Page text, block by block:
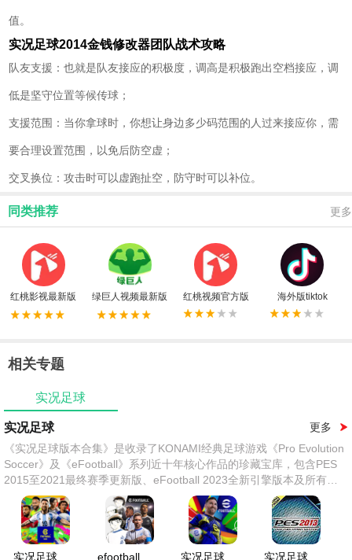
值。
实况足球2014金钱修改器团队战术攻略
队友支援：也就是队友接应的积极度，调高是积极跑出空档接应，调
低是坚守位置等候传球；
支援范围：当你拿球时，你想让身边多少码范围的人过来接应你，需
要合理设置范围，以免后防空虚；
交叉换位：攻击时可以虚跑扯空，防守时可以补位。
同类推荐 更多
红桃影视最新版 绿巨人视频最新版 红桃视频官方版 海外版tiktok
相关专题
实况足球
实况足球
更多
《实况足球版本合集》是收录了KONAMI经典足球游戏《Pro Evolution
Soccer》及《eFootball》系列近十年核心作品的珍藏宝库，包含PES
2015至2021最终赛季更新版、eFootball 2023全新引擎版本及所有官
方DLC球员数据库。本合集完美继承「大师联赛」「一球成名」等标志
性模式，新增跨版本球员导入功能、4K高清材质包及动态天气系统，收
录超500支实名俱乐部与30000+真实球员数据。
实况足球 efootball 实况足球 实况足球